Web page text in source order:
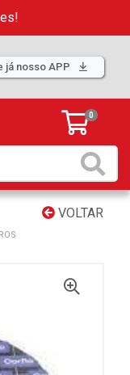
já nosso APP
0
VOLTAR